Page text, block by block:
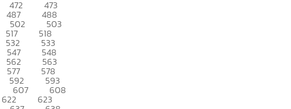
472 473
487 488
502 503
517 518
532 533
547 548
562 563
577 578
592 593
607 608
622 623